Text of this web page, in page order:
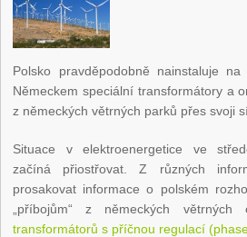
Polsko pravděpodobně nainstaluje
Německem speciální transformátory a
z německých větrných parků přes svoji
Situace v elektroenergetice ve
začíná přiostřovat. Z různých
prosakovat informace o polském
„příbojům“ z německých větrných
transformátorů s příčnou regulací